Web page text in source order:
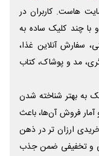
‌هاست. کاربران در
با چند کلیک ساده به
سفارش آنلاین غذا،
مد و پوشاک، کتاب
به بهتر شناخته شدن
آمار فروش آن‌ها، باعث
ارزان تر در ذهن
و تخفیفی ضمن جذب